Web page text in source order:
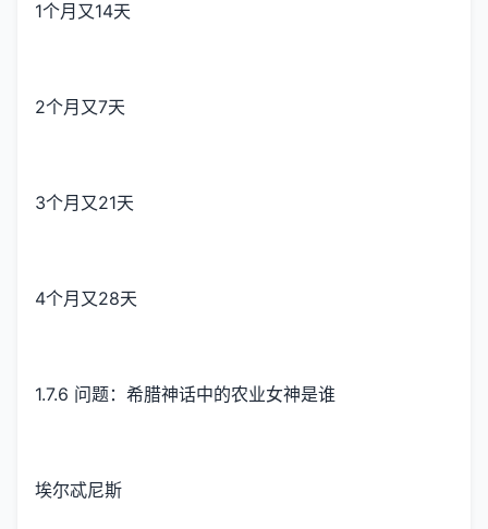
1个月又14天
2个月又7天
3个月又21天
4个月又28天
1.7.6 问题：希腊神话中的农业女神是谁
埃尔忒尼斯